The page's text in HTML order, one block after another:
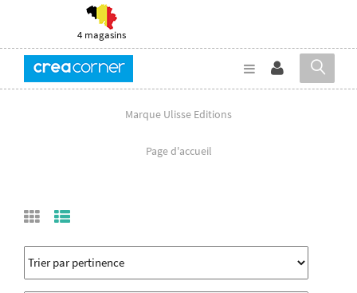
4 magasins
Marque Ulisse Editions
Page d'accueil